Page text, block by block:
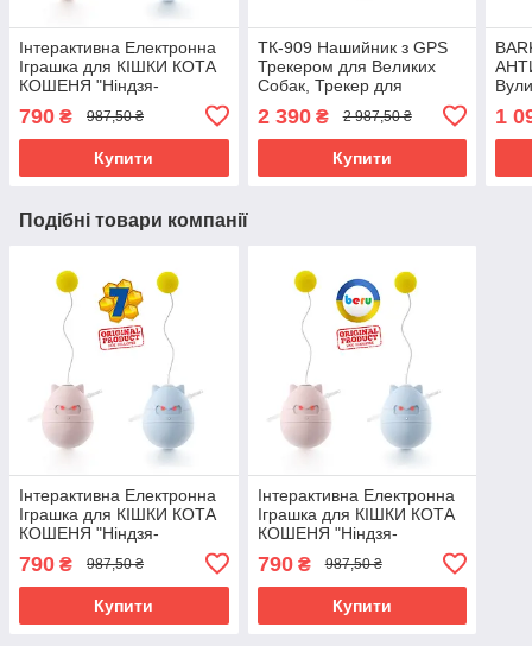
Інтерактивна Електронна
Іграшка для КІШКИ КОТА
КОШЕНЯ "Ніндзя-
790 ₴ 987,50 ₴
Купити
ТК-909 Нашийник з GPS
Трекером для Великих
Собак, Трекер для
ТКSTAR
2 390₴ 2 987,50 ₴
Купити
1
Подібні товари компанії
Інтерактивна Електронна
Іграшка для КІШКИ КОТА
КОШЕНЯ "Ніндзя-
790 ₴ 987,50 ₴
Купити
Інтерактивна Електронна
Іграшка для КІШКИ КОТА
КОШЕНЯ "Ніндзя-
790₴ 987,50 ₴
Купити